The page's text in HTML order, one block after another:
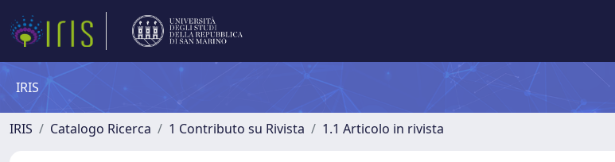
IRIS
IRIS Catalogo Ricerca 1 Contributo su Rivista 1.1 Articolo in rivista